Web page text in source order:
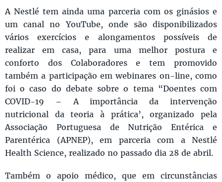
A Nestlé tem ainda uma parceria com os ginásios e
um canal no YouTube, onde são disponibilizados
vários exercícios e alongamentos possíveis de
realizar em casa, para uma melhor postura e
conforto dos Colaboradores e tem promovido
também a participação em webinares on-line, como
foi o caso do debate sobre o tema “Doentes com
COVID-19 – A importância da intervenção
nutricional da teoria à prática’, organizado pela
Associação Portuguesa de Nutrição Entérica e
Parentérica (APNEP), em parceria com a Nestlé
Health Science, realizado no passado dia 28 de abril.
Também o apoio médico, que em circunstâncias